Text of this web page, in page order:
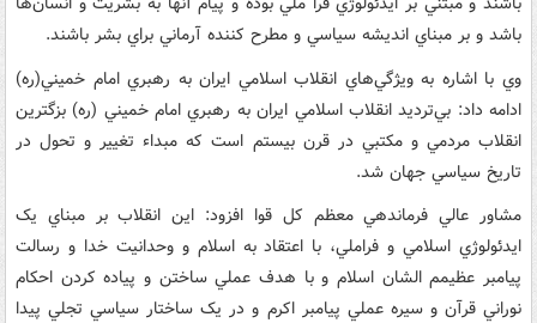
باشد و بر مبناي انديشه سياسي و مطرح کننده آرماني براي بشر باشند.
وي با اشاره به ويژگي‌هاي انقلاب اسلامي ايران به رهبري امام خميني(ره)
ادامه داد: بي‌ترديد انقلاب اسلامي ايران به رهبري امام خميني (ره) بزگترين
انقلاب مردمي و مکتبي در قرن بيستم است که مبداء تغيير و تحول در
تاريخ سياسي جهان شد.
مشاور عالي فرماندهي معظم کل قوا افزود: اين انقلاب بر مبناي يک
ايدئولوژي اسلامي و فراملي، با اعتقاد به اسلام و وحدانيت خدا و رسالت
پيامبر عظيمم الشان اسلام و با هدف عملي ساختن و پياده کردن احکام
نوراني قرآن و سيره عملي پيامبر اکرم و در يک ساختار سياسي تجلي پيدا